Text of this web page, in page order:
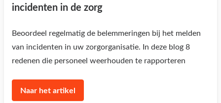
incidenten in de zorg
Beoordeel regelmatig de belemmeringen bij het melden
van incidenten in uw zorgorganisatie. In deze blog 8
redenen die personeel weerhouden te rapporteren
Naar het artikel